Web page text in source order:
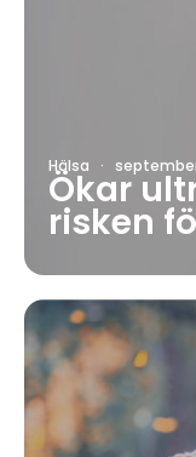
Hälsa ·
Ökar
risken